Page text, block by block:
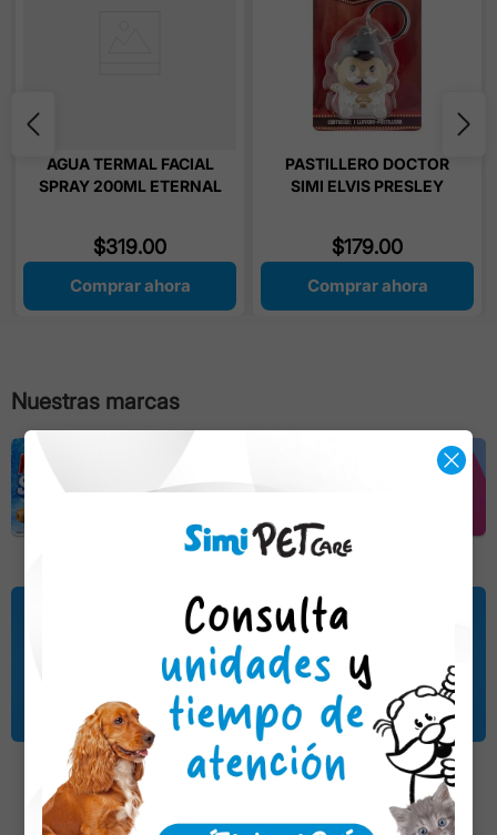
AGUA TERMAL FACIAL
SPRAY 200ML ETERNAL
$319.00
Comprar ahora
PASTILLERO DOCTOR
SIMI ELVIS PRESLEY
$179.00
Comprar ahora
Nuestras marcas
Localiza tu Farmacia Análisis Clínicos